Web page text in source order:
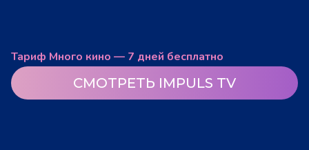
Тариф Много кино — 7 дней бесплатно
СМОТРЕТЬ IMPULS TV